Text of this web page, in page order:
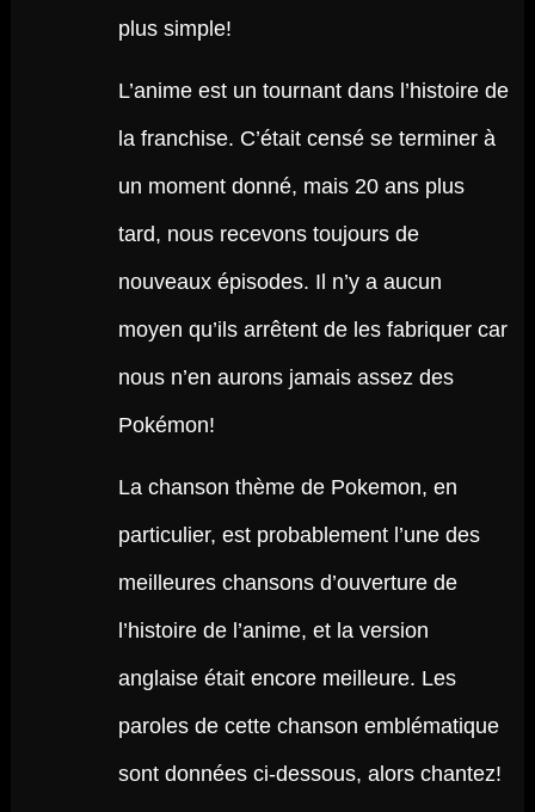
plus simple!
L’anime est un tournant dans l’histoire de
la franchise. C’était censé se terminer à
un moment donné, mais 20 ans plus
tard, nous recevons toujours de
nouveaux épisodes. Il n’y a aucun
moyen qu’ils arrêtent de les fabriquer car
nous n’en aurons jamais assez des
Pokémon!
La chanson thème de Pokemon, en
particulier, est probablement l’une des
meilleures chansons d’ouverture de
l’histoire de l’anime, et la version
anglaise était encore meilleure. Les
paroles de cette chanson emblématique
sont données ci-dessous, alors chantez!